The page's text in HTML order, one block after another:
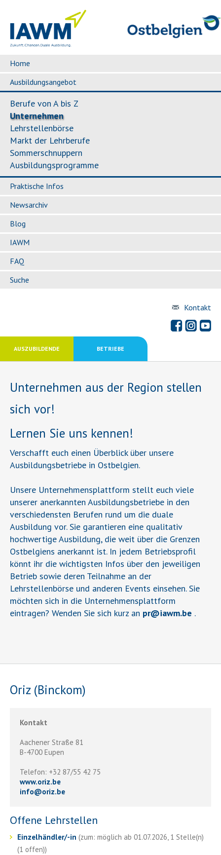
Home
Ausbildungsangebot
Berufe von A bis Z
Unternehmen
Lehrstellenbörse
Markt der Lehrberufe
Sommerschnuppern
Ausbildungsprogramme
Praktische Infos
Newsarchiv
Blog
IAWM
FAQ
Suche
Kontakt
AUSZUBILDENDE BETRIEBE
Unternehmen aus der Region stellen
sich vor!
Lernen Sie uns kennen!
Verschafft euch einen Überblick über unsere
Ausbildungsbetriebe in Ostbelgien.
Unsere Unternehmensplattform stellt euch viele
unserer anerkannten Ausbildungsbetriebe in den
verschiedensten Berufen rund um die duale
Ausbildung vor. Sie garantieren eine qualitativ
hochwertige Ausbildung, die weit über die Grenzen
Ostbelgiens anerkannt ist. In jedem Betriebsprofil
könnt ihr die wichtigsten Infos über den jeweiligen
Betrieb sowie deren Teilnahme an der
Lehrstellenbörse und anderen Events einsehen. Sie
möchten sich in die Unternehmensplattform
eintragen? Wenden Sie sich kurz an pr@iawm.be .
Oriz (Binckom)
Kontakt
Aachener Straße 81
B-4700 Eupen
Telefon: +32 87/55 42 75
www.oriz.be
info@oriz.be
Offene Lehrstellen
Einzelhändler/-in (zum: möglich ab 01.07.2026, 1 Stelle(n)
(1 offen))